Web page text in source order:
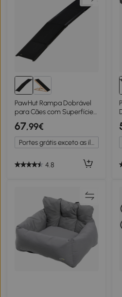
PawHut Rampa Dobrável
para Cães com Superfície
Antiderrapante Alça e
Gancho Carga Máxima 60
kg 158x43,5x2,5 cm Preto
67,99€
Portes grátis exceto as ilhas
4.8